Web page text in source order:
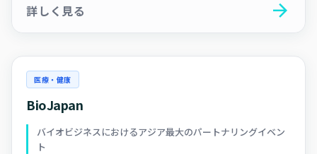
詳しく見る arrow_forward
医療・健康
BioJapan
バイオビジネスにおけるアジア最大のパートナリングイベン
ト